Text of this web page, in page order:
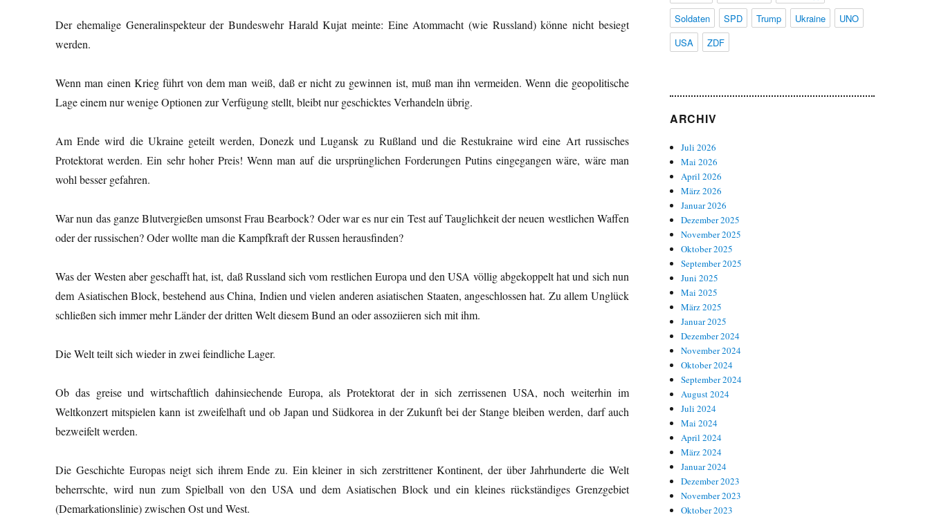
Der ehemalige Generalinspekteur der Bundeswehr Harald Kujat meinte: Eine Atommacht (wie Russland) könne nicht besiegt
werden.
Wenn man einen Krieg führt von dem man weiß, daß er nicht zu gewinnen ist, muß man ihn vermeiden. Wenn die geopolitische
Lage einem nur wenige Optionen zur Verfügung stellt, bleibt nur geschicktes Verhandeln übrig.
Am Ende wird die Ukraine geteilt werden, Donezk und Lugansk zu Rußland und die Restukraine wird eine Art russisches
Protektorat werden. Ein sehr hoher Preis! Wenn man auf die ursprünglichen Forderungen Putins eingegangen wäre, wäre man
wohl besser gefahren.
War nun das ganze Blutvergießen umsonst Frau Bearbock? Oder war es nur ein Test auf Tauglichkeit der neuen westlichen Waffen
oder der russischen? Oder wollte man die Kampfkraft der Russen herausfinden?
Was der Westen aber geschafft hat, ist, daß Russland sich vom restlichen Europa und den USA völlig abgekoppelt hat und sich nun
dem Asiatischen Block, bestehend aus China, Indien und vielen anderen asiatischen Staaten, angeschlossen hat. Zu allem Unglück
schließen sich immer mehr Länder der dritten Welt diesem Bund an oder assoziieren sich mit ihm.
Die Welt teilt sich wieder in zwei feindliche Lager.
Ob das greise und wirtschaftlich dahinsiechende Europa, als Protektorat der in sich zerrissenen USA, noch weiterhin im
Weltkonzert mitspielen kann ist zweifelhaft und ob Japan und Südkorea in der Zukunft bei der Stange bleiben werden, darf auch
bezweifelt werden.
Die Geschichte Europas neigt sich ihrem Ende zu. Ein kleiner in sich zerstrittener Kontinent, der über Jahrhunderte die Welt
beherrschte, wird nun zum Spielball von den USA und dem Asiatischen Block und ein kleines rückständiges Grenzgebiet
(Demarkationslinie) zwischen Ost und West.
Soldaten
SPD Trump Ukraine
UNO
USA
ZDF
ARCHIV
Juli 2026
Mai 2026
April 2026
März 2026
Januar 2026
Dezember 2025
November 2025
Oktober 2025
September 2025
Juni 2025
Mai 2025
März 2025
Januar 2025
Dezember 2024
November 2024
Oktober 2024
September 2024
August 2024
Juli 2024
Mai 2024
April 2024
März 2024
Januar 2024
Dezember 2023
November 2023
Oktober 2023